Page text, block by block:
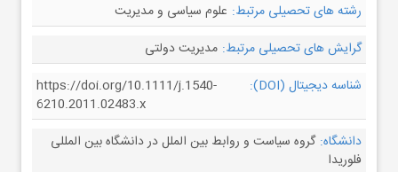
رشته های تحصیلی مرتبط: علوم سیاسی و مدیریت
گرایش های تحصیلی مرتبط: مدیریت دولتی
شناسه دیجیتال (DOI):
https://doi.org/10.1111/j.1540-
6210.2011.02483.x
دانشگاه: گروه سیاست و روابط بین الملل در دانشگاه بین المللی
فلوریدا